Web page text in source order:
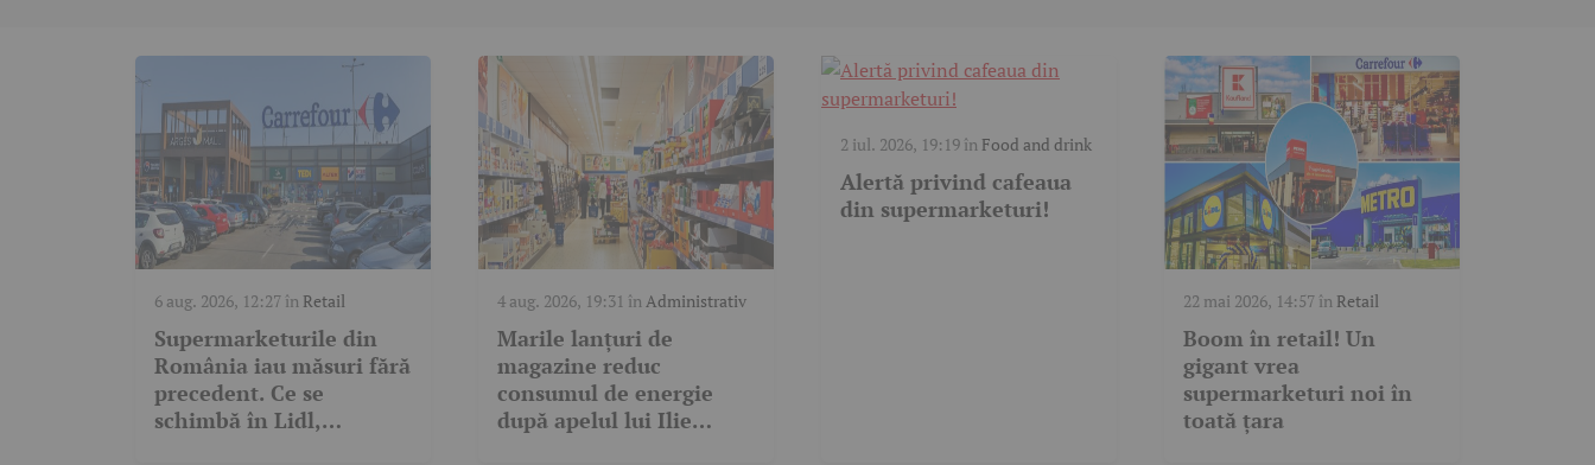
6 aug. 2026, 12:27 în Retail
Supermarketurile din
România iau măsuri fără
precedent. Ce se
schimbă în Lidl,
4 aug. 2026, 19:31 înAdministrativ
Marile lanțuri de
magazine reduc
consumul de energie
după apelul lui Ilie
2 iul. 2026, 19:19 în Food and drink
Alertă privind cafeaua
din supermarketuri!
22 mai 2026, 14:57 în Retail
Boom în retail! Un
gigant vrea
supermarketuri noi în
toată țara